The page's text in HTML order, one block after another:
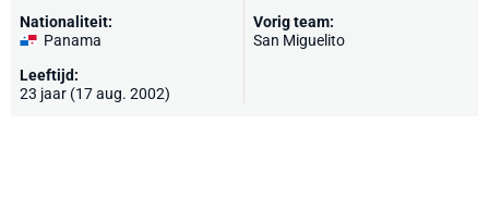
Nationaliteit:
Panama
Leeftijd:
23 jaar (17 aug. 2002)
Vorig team:
San Miguelito